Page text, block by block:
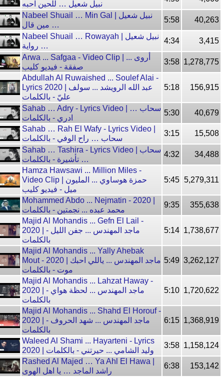
نبيل شعيل … للحين احبه
Nabeel Shuail … Min Gal | نبيل شعيل
… مين قال
5:58
40,263
Nabeel Shuail … Rowayah | نبيل شعيل
… رواية
4:34
3,415
Arwa ... Safgaa - Video Clip | أروى ...
صفقة - فيديو كليب
3:58 1,278,775
Abdullah Al Ruwaished ... Soulef Alai -
Lyrics 2020 | عبد الله الرويشد ... سولف
عليّ - بالكلمات
5:18 156,915
Sahab … Adry - Lyrics Video | سحاب …
ادري - بالكلمات
5:30
40,679
Sahab … Rah El Wafy - Lyrics Video |
سحاب … راح الوفي - بالكلمات
3:15
15,508
Sahab … Tashira - Lyrics Video | سحاب
… تأشيرة - بالكلمات
4:32
34,488
Hamza Hawsawi ... Million Miles -
Video Clip | حمزة هوساوي ... المليون
ميل - فيديو كليب
5:45 5,279,311
Mohammed Abdo ... Nejmatin - 2020 |
محمد عبده ... نجمتين - بالكلمات
9:35
355,638
Majid Al Mohandis ... Gefn El Lail -
2020 | ماجد المهندس ... جفن الليل -
بالكلمات
5:14 1,738,677
Majid Al Mohandis ... Yally Ahebak
Mout - 2020 | ماجد المهندس ... ياللي احبك
موت - بالكلمات
5:49 3,262,127
Majid Al Mohandis ... Lahzat Haway -
2020 | ماجد المهندس ... لحظة هواي -
بالكلمات
5:10 1,720,622
Majid Al Mohandis ... Shahd El Horouf -
2020 | ماجد المهندس ... شهد الحروف -
بالكلمات
6:15 1,368,919
Waleed Al Shami ... Hayarteni - Lyrics
2020 | وليد الشامي ... حيرتني - بالكلمات
3:58 1,158,124
Rashed Al Majed … Ya Ahl El Hawa |
راشد الماجد … يا اهل الهوى
6:38
153,142